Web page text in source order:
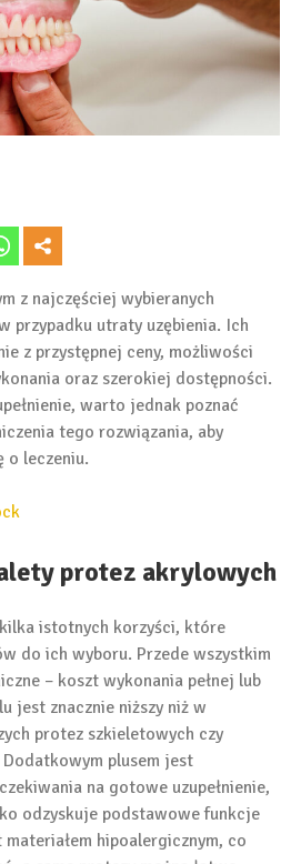
z najczęściej wybieranych
przypadku utraty uzębienia. Ich
z przystępnej ceny, możliwości
oraz szerokiej dostępności.
warto jednak poznać
tego rozwiązania, aby
o leczeniu.
protez akrylowych
istotnych korzyści, które
do ich wyboru. Przede wszystkim
– koszt wykonania pełnej lub
jest znacznie niższy niż w
protez szkieletowych czy
Dodatkowym plusem jest
na gotowe uzupełnienie,
odzyskuje podstawowe funkcje
hipoalergicznym, co